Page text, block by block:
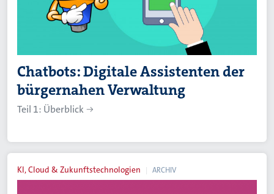
Chatbots: Digitale Assistenten der
bürgernahen Verwaltung
Teil 1: Überblick
KI, Cloud & Zukunftstechnologien ARCHIV